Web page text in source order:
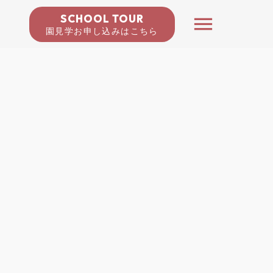
SCHOOL TOUR
園見学お申し込みはこちら menu